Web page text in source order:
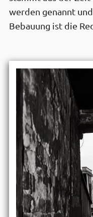
werden genannt
Bebauung ist die